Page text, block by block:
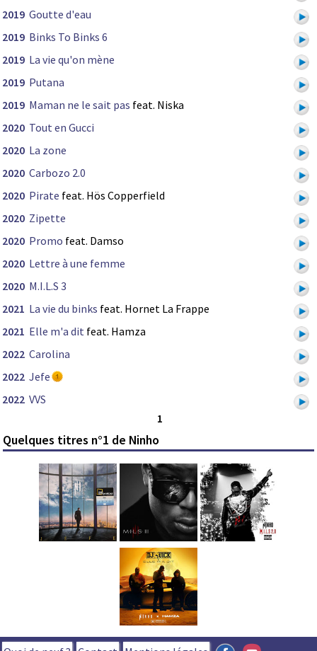
2019 Goutte d'eau
2019 Binks To Binks 6
2019 La vie qu'on mène
2019 Putana
2019 Maman ne le sait pas feat. Niska
2020 Tout en Gucci
2020 La zone
2020 Carbozo 2.0
2020 Pirate feat. Hös Copperfield
2020 Zipette
2020 Promo feat. Damso
2020 Lettre à une femme
2020 M.I.L.S 3
2021 La vie du binks feat. Hornet La Frappe
2021 Elle m'a dit feat. Hamza
2022 Carolina
2022 Jefe
2022 VVS
1
Quelques titres n°1 de Ninho